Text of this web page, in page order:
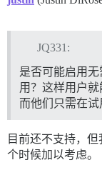
JQ331:
是否可能启用
用？这样用户就
而他们只需在试
目前还不支持，
个时候加以考虑。